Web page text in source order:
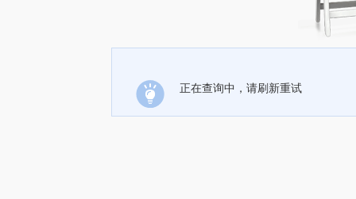
正在查询中，请刷新重试